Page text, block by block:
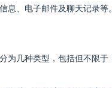
息、电子邮件及聊天记录
为几种类型，包括但不限于